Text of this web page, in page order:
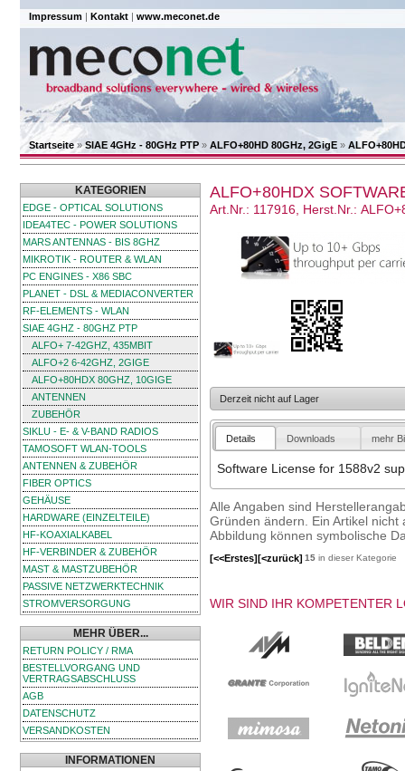
Impressum | Kontakt | www.meconet.de
Startseite»SIAE 4GHz - 80GHz PTP » ALFO+80HD 80GHz, 2GigE »
KATEGORIEN
EDGE - OPTICAL SOLUTIONS
IDEA4TEC - POWER SOLUTIONS
MARS ANTENNAS - BIS 8GHZ
MIKROTIK - ROUTER & WLAN
PC ENGINES - X86 SBC
PLANET - DSL & MEDIACONVERTER
RF-ELEMENTS - WLAN
SIAE 4GHZ - 80GHZ PTP
ALFO+ 7-42GHZ, 435MBIT
ALFO+2 6-42GHZ, 2GIGE
ALFO+80HDX 80GHZ, 10GIGE
ANTENNEN
ZUBEHÖR
SIKLU - E- & V-BAND RADIOS
TAMOSOFT WLAN-TOOLS
ANTENNEN & ZUBEHÖR
FIBER OPTICS
GEHÄUSE
HARDWARE (EINZELTEILE)
HF-KOAXIALKABEL
HF-VERBINDER & ZUBEHÖR
MAST & MASTZUBEHÖR
PASSIVE NETZWERKTECHNIK
STROMVERSORGUNG
MEHR ÜBER...
RETURN POLICY / RMA
BESTELLVORGANG UND
VERTRAGSABSCHLUSS
AGB
DATENSCHUTZ
VERSANDKOSTEN
INFORMATIONEN
ALFO+80HDX
Art.Nr.: 117916, Herst.Nr.:
Derzeit nicht auf Lager
Details Downloads mehr
Software License for 1588v2
Alle Angaben sind
Gründen ändern. Ein Artikel
Abbildung können symbolische
[<<Erstes][<zurück] 15 in dieser Kategorie
WIR SIND IHR KOMPETENTER